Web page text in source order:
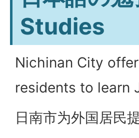
Studies
Nichinan City
residents to learn
日南市为外国居民